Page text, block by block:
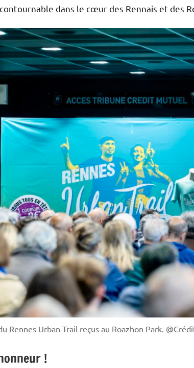
dans le cœur des Rennais et des
Rennes Urban Trail reçus au Roazhon Park.
!